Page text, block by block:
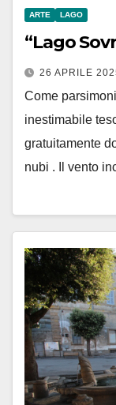
ARTE LAGO
“Lago
26 APRILE
Come
inestimabile
gratuitamente
nubi . Il vento